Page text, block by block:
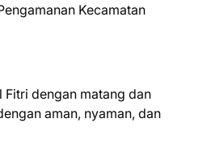
Kecamatan
dengan matang dan
aman, nyaman, dan